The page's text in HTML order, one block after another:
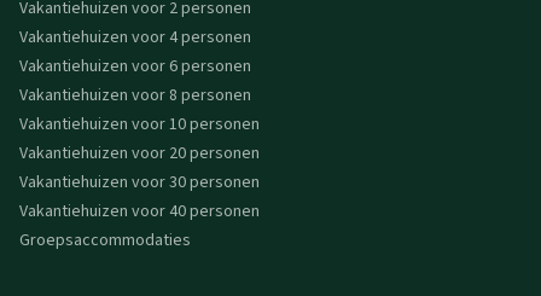
Vakantiehuizen voor 2 personen
Vakantiehuizen voor 4 personen
Vakantiehuizen voor 6 personen
Vakantiehuizen voor 8 personen
Vakantiehuizen voor 10 personen
Vakantiehuizen voor 20 personen
Vakantiehuizen voor 30 personen
Vakantiehuizen voor 40 personen
Groepsaccommodaties